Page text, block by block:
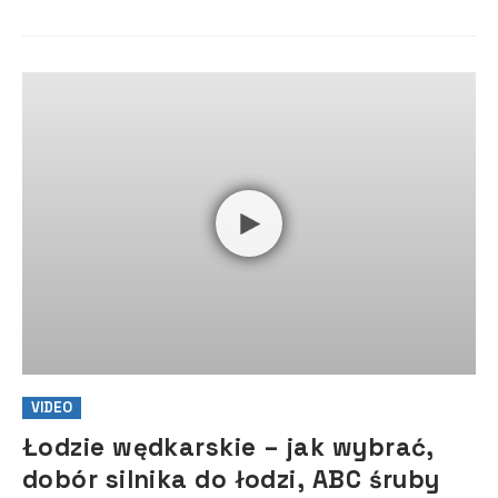
VIDEO
Łodzie wędkarskie – jak wybrać,
dobór silnika do łodzi, ABC śruby